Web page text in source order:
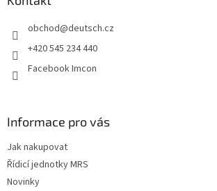
obchod@deutsch.cz
+420 545 234 440
Facebook Imcon
Informace pro vás
Jak nakupovat
Řídicí jednotky MRS
Novinky